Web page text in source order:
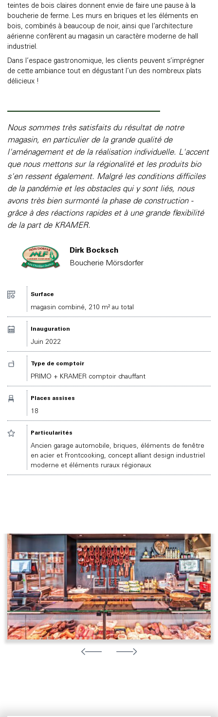
teintes de bois claires donnent envie de faire une pause à la
boucherie de ferme. Les murs en briques et les éléments en
bois, combinés à beaucoup de noir, ainsi que l’architecture
aérienne confèrent au magasin un caractère moderne de hall
industriel.
Dans l’espace gastronomique, les clients peuvent s’imprégner
de cette ambiance tout en dégustant l’un des nombreux plats
délicieux !
Nous sommes très satisfaits du résultat de notre
magasin, en particulier de la grande qualité de
l'aménagement et de la réalisation individuelle. L'accent
que nous mettons sur la régionalité et les produits bio
s'en ressent également. Malgré les conditions difficiles
de la pandémie et les obstacles qui y sont liés, nous
avons très bien surmonté la phase de construction -
grâce à des réactions rapides et à une grande flexibilité
de la part de KRAMER.
Dirk Bocksch
Boucherie Mörsdorfer
Surface
magasin combiné, 210 m² au total
Inauguration
Juin 2022
Type de comptoir
PRIMO + KRAMER comptoir chauffant
Places assises
18
Particularités
Ancien garage automobile, briques, éléments de fenêtre
en acier et Frontcooking, concept alliant design industriel
moderne et éléments ruraux régionaux